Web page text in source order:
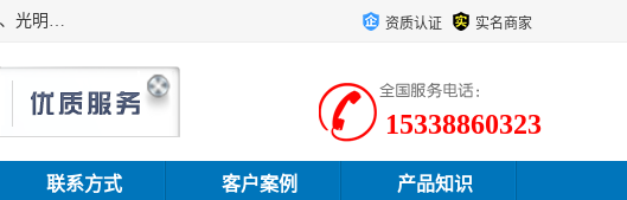
深圳鑫企通投资发展有限公司主营业务：宝安写字楼出租、车公庙写字楼出租、福田写字楼出租、福田中心区写字楼出租、光明写字楼出租、后海写字楼出租、科技园写字楼出租、南山写字楼出租等。公司专注为写字楼提供整体解决方案的化服务，依托于长期的写字楼线下运营经验和积累，以及丰富的互联网从业经验，拥有完善的服务架构体系、丰富的行业经验、与充分的销售资源。 资质认证 实名商家
15338860323
联系方式 客户案例 产品知识